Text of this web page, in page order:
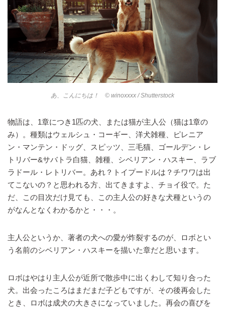
あ、こんにちは！ © winoxxxx / Shutterstock
物語は、1章につき1匹の犬、または猫が主人公（猫は1章の
み）。種類はウェルシュ・コーギー、洋犬雑種、ピレニア
ン・マンテン・ドッグ、スピッツ、三毛猫、ゴールデン・レ
トリバー&サバトラ白猫、雑種、シベリアン・ハスキー、ラブ
ラドール・レトリバー。あれ？トイプードルは？チワワは出
てこないの？と思われる方、出てきますよ、チョイ役で。た
だ、この目次だけ見ても、この主人公の好きな犬種というの
がなんとなくわかるかと・・・。
主人公というか、著者の犬への愛が炸裂するのが、ロボとい
う名前のシベリアン・ハスキーを描いた章だと思います。
ロボはやはり主人公が近所で散歩中に出くわして知り合った
犬。出会ったころはまだまだ子どもですが、その後再会した
とき、ロボは成犬の大きさになっていました。再会の喜びを